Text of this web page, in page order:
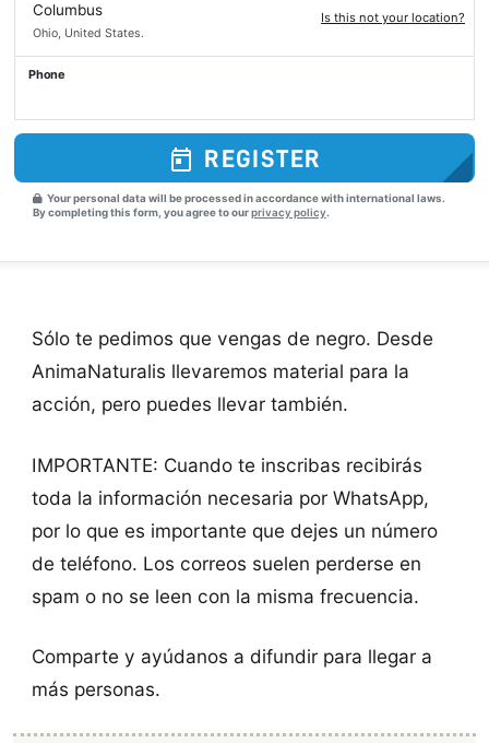
Columbus
Ohio, United States.
Is this not your location?
Phone
REGISTER
Your personal data will be processed in accordance with international laws.
By completing this form, you agree to ourprivacy policy.
Sólo te pedimos que vengas de negro. Desde
AnimaNaturalis llevaremos material para la
acción, pero puedes llevar también.
IMPORTANTE: Cuando te inscribas recibirás
toda la información necesaria por WhatsApp,
por lo que es importante que dejes un número
de teléfono. Los correos suelen perderse en
spam o no se leen con la misma frecuencia.
Comparte y ayúdanos a difundir para llegar a
más personas.